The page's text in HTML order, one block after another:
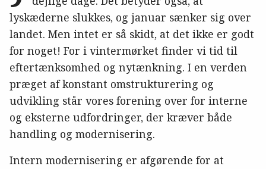
lyskæderne slukkes, og januar sænker sig over
landet. Men intet er så skidt, at det ikke er godt
for noget! For i vintermørket finder vi tid til
eftertænksomhed og nytænkning. I en verden
præget af konstant omstrukturering og
udvikling står vores forening over for interne
og eksterne udfordringer, der kræver både
handling og modernisering.
Intern modernisering er afgørende for at